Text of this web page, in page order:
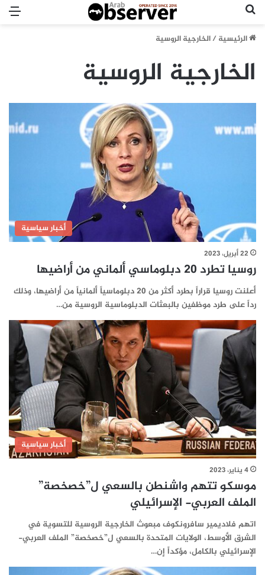
الرئيسية/الخارجية الروسية
الخارجية الروسية
أخبار سياسية
22 أبريل، 2023
روسيا تطرد 20 دبلوماسي ألماني من أراضيها
أعلنت روسيا قراراً بطرد أكثر من 20 دبلوماسياً ألمانياً من أراضيها، وذلك
رداً على طرد موظفين بالبعثات الدبلوماسية الروسية من…
أخبار سياسية
4 يناير، 2023
موسكو تتهم واشنطن بالسعي ل”خصخصة”
الملف العربي- الإسرائيلي
اتهم فلاديمير سافرونكوف مبعوث الخارجية الروسية للتسوية في
الشرق الأوسط، الولايات المتحدة بالسعي ل”خصخصة” الملف العربي-
الإسرائيلي بالكامل، مؤكداً إن…